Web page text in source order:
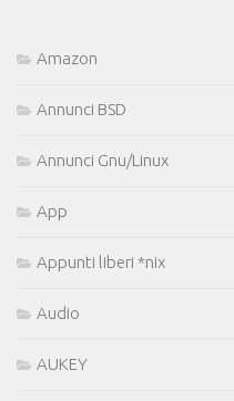
Amazon
Annunci BSD
Annunci Gnu/Linux
App
Appunti liberi *nix
Audio
AUKEY